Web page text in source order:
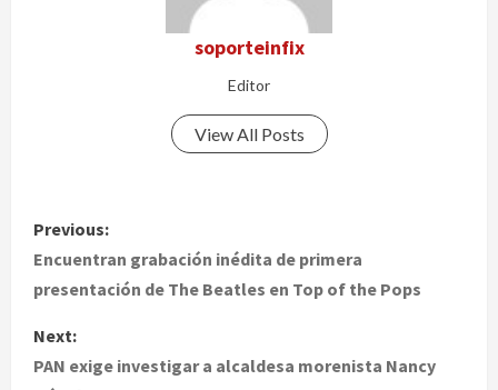
soporteinfix
Editor
View All Posts
P
o
s
t
Previous:
Encuentran grabación inédita de primera
presentación de The Beatles en Top of the Pops
Next:
PAN exige investigar a alcaldesa morenista Nancy